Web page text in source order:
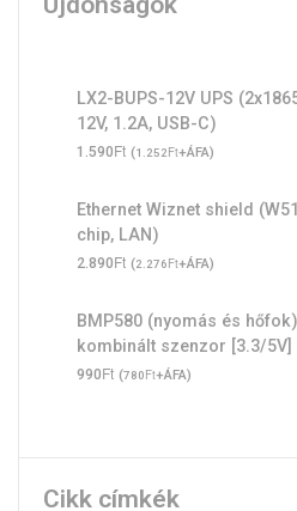
LX2-BUPS-12V UPS
12V, 1.2A, USB-C)
1.590Ft (1.252Ft+ÁFA)
Ethernet Wiznet shield
chip, LAN)
2.890Ft (2.276Ft+ÁFA)
BMP580 (nyomás és hőfok)
kombinált szenzor [3.3/5V]
990Ft (780Ft+ÁFA)
Cikk címkék